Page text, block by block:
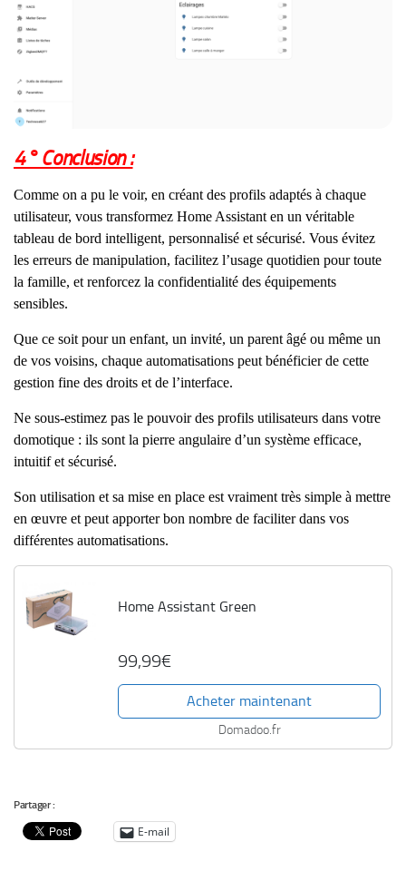
4° Conclusion :
Comme on a pu le voir, en créant des profils adaptés à chaque
utilisateur, vous transformez Home Assistant en un véritable
tableau de bord intelligent, personnalisé et sécurisé. Vous évitez
les erreurs de manipulation, facilitez l’usage quotidien pour toute
la famille, et renforcez la confidentialité des équipements
sensibles.
Que ce soit pour un enfant, un invité, un parent âgé ou même un
de vos voisins, chaque automatisations peut bénéficier de cette
gestion fine des droits et de l’interface.
Ne sous-estimez pas le pouvoir des profils utilisateurs dans votre
domotique : ils sont la pierre angulaire d’un système efficace,
intuitif et sécurisé.
Son utilisation et sa mise en place est vraiment très simple à mettre
en œuvre et peut apporter bon nombre de faciliter dans vos
différentes automatisations.
Home Assistant Green
99,99€
Acheter maintenant
Domadoo.fr
Partager :
E-mail